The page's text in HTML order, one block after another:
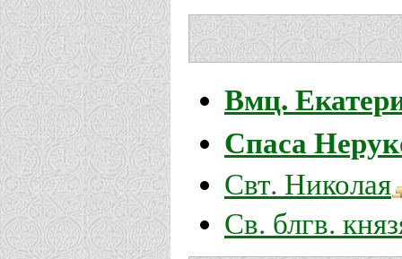
Вмц.
Спаса
Свт. Николая
Св. блгв.